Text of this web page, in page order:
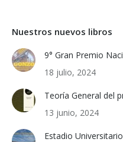
Nuestros nuevos libros
9° Gran Premio
18 julio, 2024
Teoría General del
13 junio, 2024
Estadio